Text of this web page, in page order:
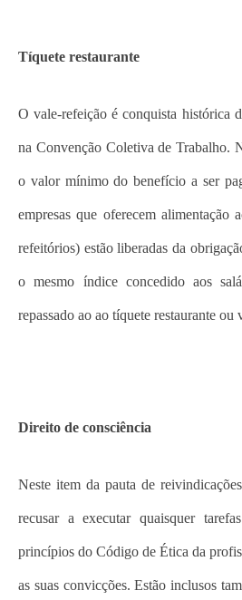
Tíquete restaurante
O vale-refeição é conquista histórica
na Convenção Coletiva de Trabalho.
o valor mínimo do benefício a ser
empresas que oferecem alimentação
refeitórios) estão liberadas da
o mesmo índice concedido aos
repassado ao ao tíquete restaurante ou
Direito de consciência
Neste item da pauta de
recusar a executar quaisquer
princípios do Código de Ética da
as suas convicções. Estão inclusos